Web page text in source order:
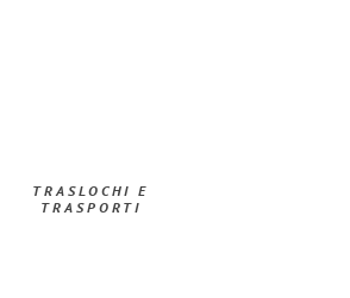
TRASLOCHI E
TRASPORTI